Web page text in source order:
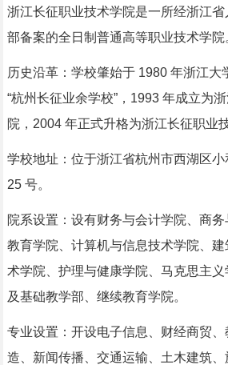
浙江长征职业技术学院是一所经浙江
部备案的全日制普通高等职业技术学院
历史沿革：学校肇始于 1980 年浙江大
“杭州长征业余学校”，1993 年成立为
院，2004 年正式升格为浙江长征职业
学校地址：位于浙江省杭州市西湖区
25 号。
院系设置：设有财务与会计学院、商
教育学院、计算机与信息技术学院、
术学院、护理与健康学院、马克思主
及基础教学部、继续教育学院。
专业设置：开设电子信息、财经商贸、
造、新闻传播、交通运输、土木建筑